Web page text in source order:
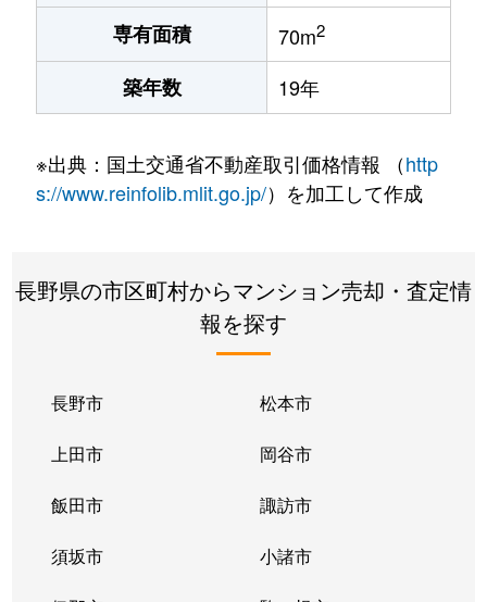
専有面積
70m2
築年数 19年
※出典：国土交通省不動産取引価格情報 （http
s://www.reinfolib.mlit.go.jp/）を加工して作成
長野県の市区町村からマンション売却・査定情
報を探す
長野市 松本市
上田市 岡谷市
飯田市 諏訪市
須坂市 小諸市